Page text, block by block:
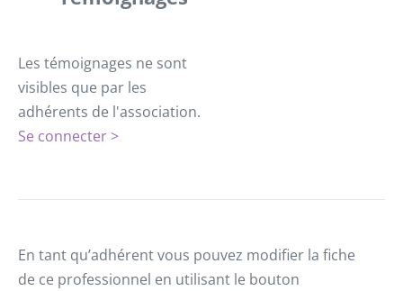
Les témoignages ne sont
visibles que par les
adhérents de l'association.
Se connecter >
En tant qu’adhérent vous pouvez modifier la fiche
de ce professionnel en utilisant le bouton